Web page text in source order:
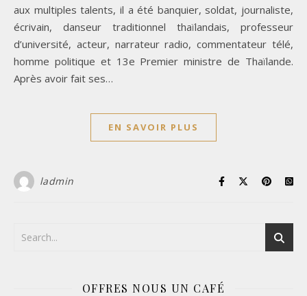
aux multiples talents, il a été banquier, soldat, journaliste,
écrivain, danseur traditionnel thaïlandais, professeur
d’université, acteur, narrateur radio, commentateur télé,
homme politique et 13e Premier ministre de Thaïlande.
Après avoir fait ses…
EN SAVOIR PLUS
ladmin
OFFRES NOUS UN CAFÉ